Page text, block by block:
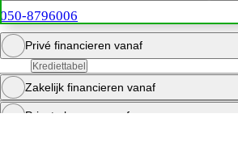
050-8796006
Privé financieren vanaf
Krediettabel
Bereken maandbedrag
Zakelijk financieren vanaf
Private leasen vanaf